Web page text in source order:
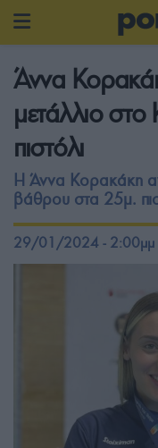
Άννα
μετάλλιο
πιστόλι
Η Άννα Κορακάκη
βάθρου στα 25μ.
29/01/2024 - 2:00μμ